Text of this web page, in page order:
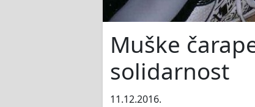
Muške
solidarnost
11.12.2016.